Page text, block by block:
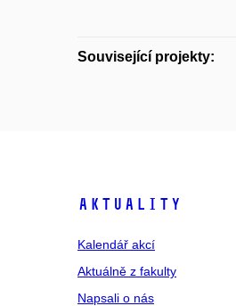
Související projekty:
Aktuality
Kalendář akcí
Aktuálně z fakulty
Napsali o nás